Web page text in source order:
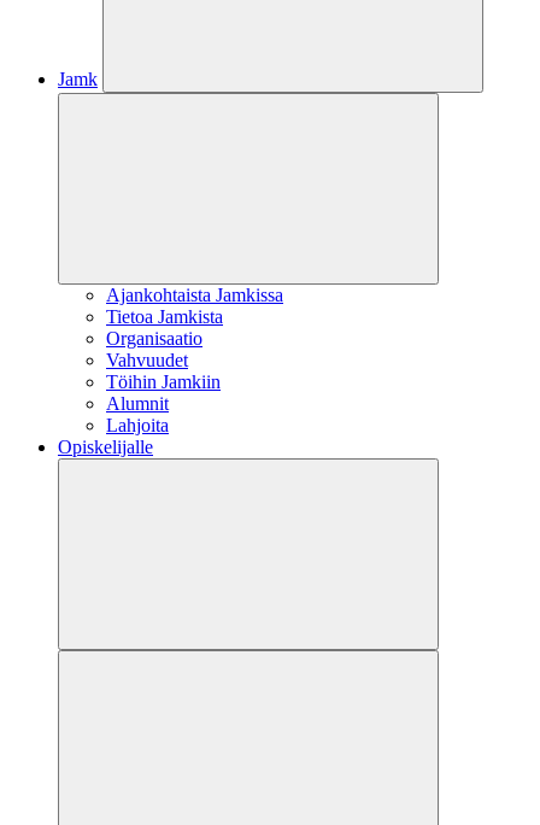
Jamk
Ajankohtaista Jamkissa
Tietoa Jamkista
Organisaatio
Vahvuudet
Töihin Jamkiin
Alumnit
Lahjoita
Opiskelijalle